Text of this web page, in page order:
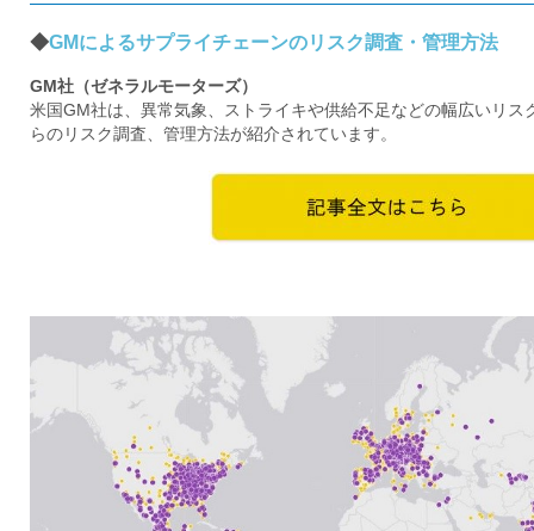
|
ジ
ャ
パ
◆GMによるサプライチェーンのリスク調査・管理方法
GM社（ゼネラルモーターズ）
米国GM社は、異常気象、ストライキや供給不足などの幅広いリス
らのリスク調査、管理方法が紹介されています。